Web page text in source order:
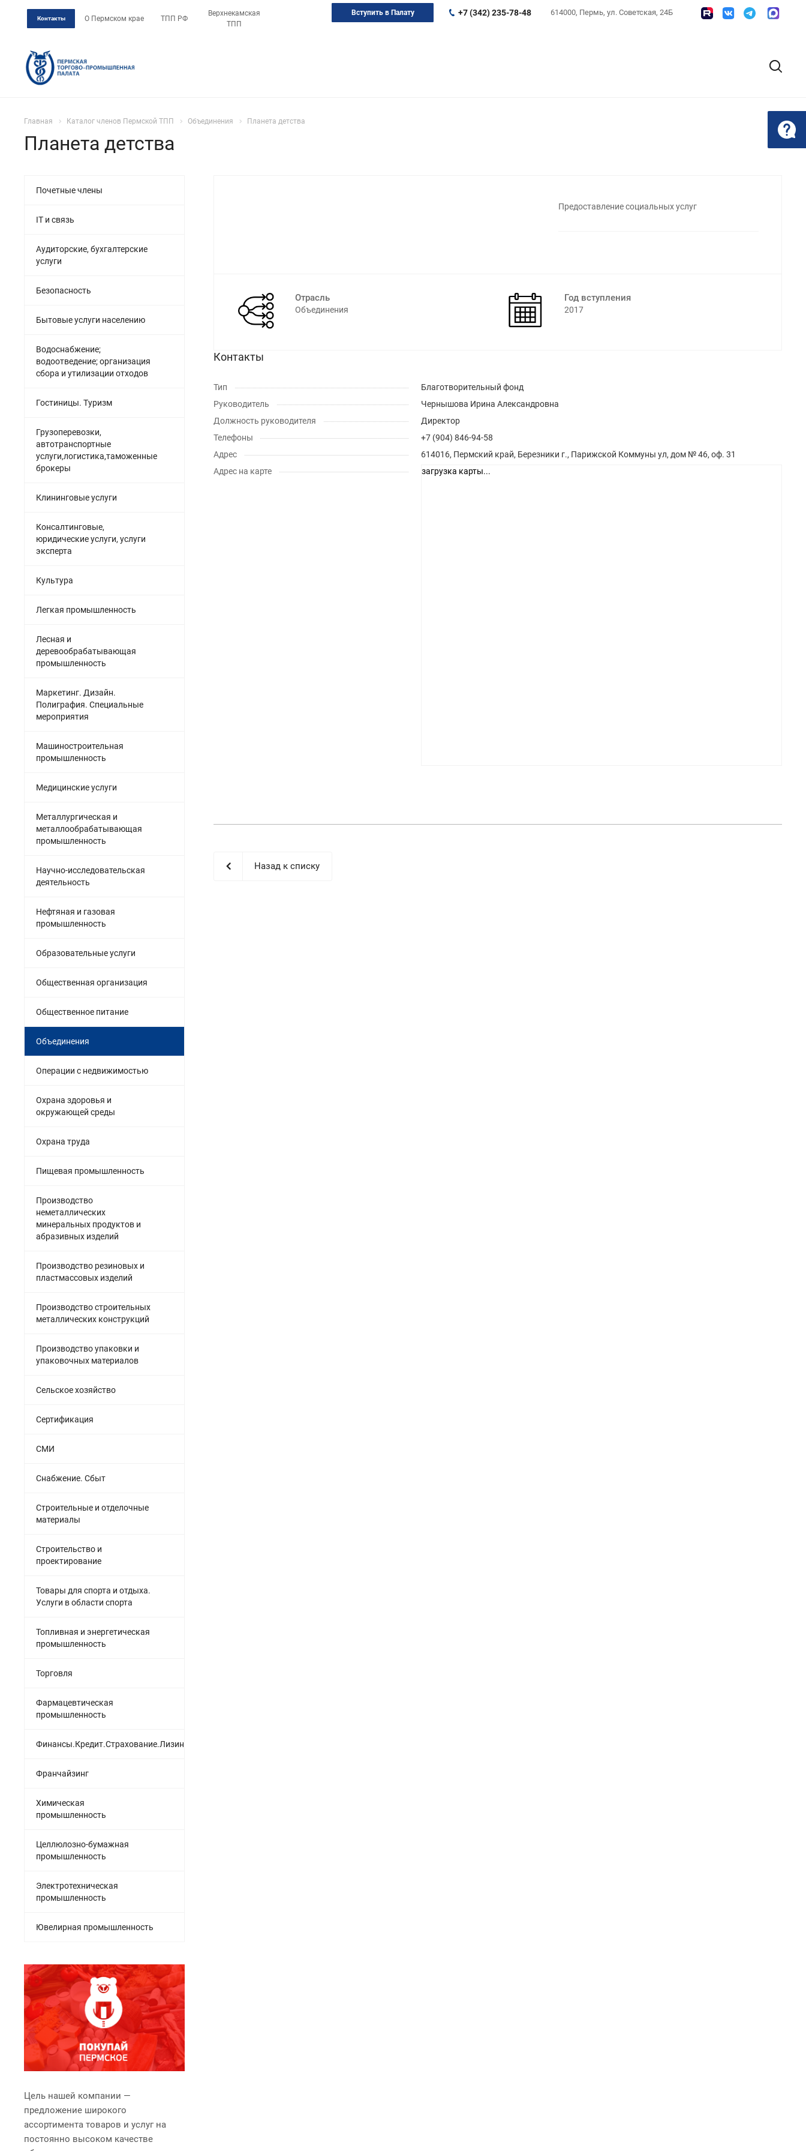
Контакты О Пермском крае ТПП РФ
Верхнекамская
ТПП
614000, Пермь, ул. Советская, 24Б
+7 (342) 235-78-48
Вступить в Палату
Главная Каталог членов Пермской ТПП Объединения Планета детства
Планета детства
Предоставление социальных услуг
Отрасль
Объединения
Год вступления
2017
Контакты
Тип
Благотворительный фонд
Руководитель
Чернышова Ирина Александровна
Должность руководителя
Директор
Телефоны
+7 (904) 846-94-58
Адрес
614016, Пермский край, Березники г., Парижской Коммуны ул, дом № 46, оф. 31
Адрес на карте
загрузка карты...
Назад к списку
Почетные члены
IT и связь
Аудиторские, бухгалтерские
услуги
Безопасность
Бытовые услуги населению
Водоснабжение;
водоотведение; организация
сбора и утилизации отходов
Гостиницы. Туризм
Грузоперевозки,
автотранспортные
услуги,логистика,таможенные
брокеры
Клининговые услуги
Консалтинговые,
юридические услуги, услуги
эксперта
Культура
Легкая промышленность
Лесная и
деревообрабатывающая
промышленность
Маркетинг. Дизайн.
Полиграфия. Специальные
мероприятия
Машиностроительная
промышленность
Медицинские услуги
Металлургическая и
металлообрабатывающая
промышленность
Научно-исследовательская
деятельность
Нефтяная и газовая
промышленность
Образовательные услуги
Общественная организация
Общественное питание
Объединения
Операции с недвижимостью
Охрана здоровья и
окружающей среды
Охрана труда
Пищевая промышленность
Производство
неметаллических
минеральных продуктов и
абразивных изделий
Производство резиновых и
пластмассовых изделий
Производство строительных
металлических конструкций
Производство упаковки и
упаковочных материалов
Сельское хозяйство
Сертификация
СМИ
Снабжение. Сбыт
Строительные и отделочные
материалы
Строительство и
проектирование
Товары для спорта и отдыха.
Услуги в области спорта
Топливная и энергетическая
промышленность
Торговля
Фармацевтическая
промышленность
Финансы.Кредит.Страхование.Лизинг
Франчайзинг
Химическая
промышленность
Целлюлозно-бумажная
промышленность
Электротехническая
промышленность
Ювелирная промышленность
Цель нашей компании —
предложение широкого
ассортимента товаров и услуг на
постоянно высоком качестве